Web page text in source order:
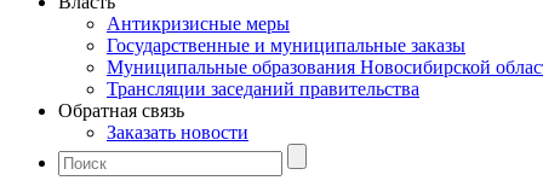
Антикризисные меры
Государственные и муниципальные заказы
Муниципальные образования Новосибирской
Трансляции заседаний правительства
Обратная связь
Заказать новости